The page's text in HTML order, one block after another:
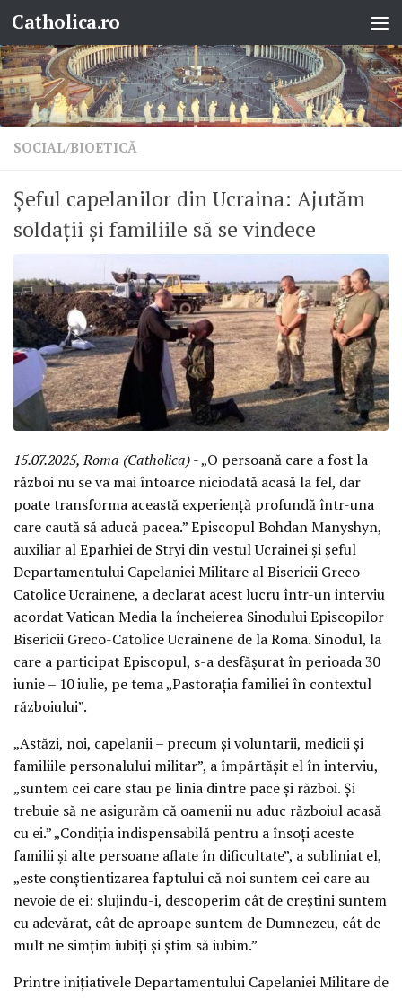
Skip to content
Catholica.ro
SOCIAL/BIOETICĂ
Șeful capelanilor din Ucraina: Ajutăm
soldații și familiile să se vindece
15.07.2025, Roma (Catholica)- „O persoană care a fost la
război nu se va mai întoarce niciodată acasă la fel, dar
poate transforma această experiență profundă într-una
care caută să aducă pacea.” Episcopul Bohdan Manyshyn,
auxiliar al Eparhiei de Stryi din vestul Ucrainei și șeful
Departamentului Capelaniei Militare al Bisericii Greco-
Catolice Ucrainene, a declarat acest lucru într-un interviu
acordat Vatican Media la încheierea Sinodului Episcopilor
Bisericii Greco-Catolice Ucrainene de la Roma. Sinodul, la
care a participat Episcopul, s-a desfășurat în perioada 30
iunie – 10 iulie, pe tema „Pastorația familiei în contextul
războiului”.
„Astăzi, noi, capelanii – precum și voluntarii, medicii și
familiile personalului militar”, a împărtășit el în interviu,
„suntem cei care stau pe linia dintre pace și război. Și
trebuie să ne asigurăm că oamenii nu aduc războiul acasă
cu ei.” „Condiția indispensabilă pentru a însoți aceste
familii și alte persoane aflate în dificultate”, a subliniat el,
„este conștientizarea faptului că noi suntem cei care au
nevoie de ei: slujindu-i, descoperim cât de creștini suntem
cu adevărat, cât de aproape suntem de Dumnezeu, cât de
mult ne simțim iubiți și știm să iubim.”
Printre inițiativele Departamentului Capelaniei Militare de